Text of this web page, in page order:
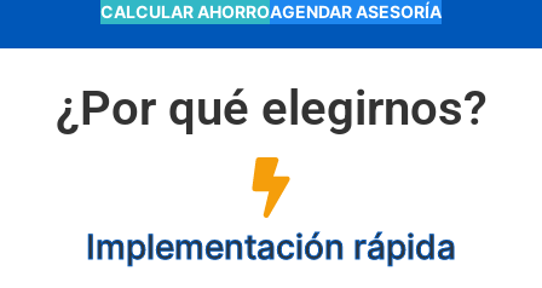
CALCULAR AHORROAGENDAR ASESORÍA
¿Por qué elegirnos?
Implementación rápida